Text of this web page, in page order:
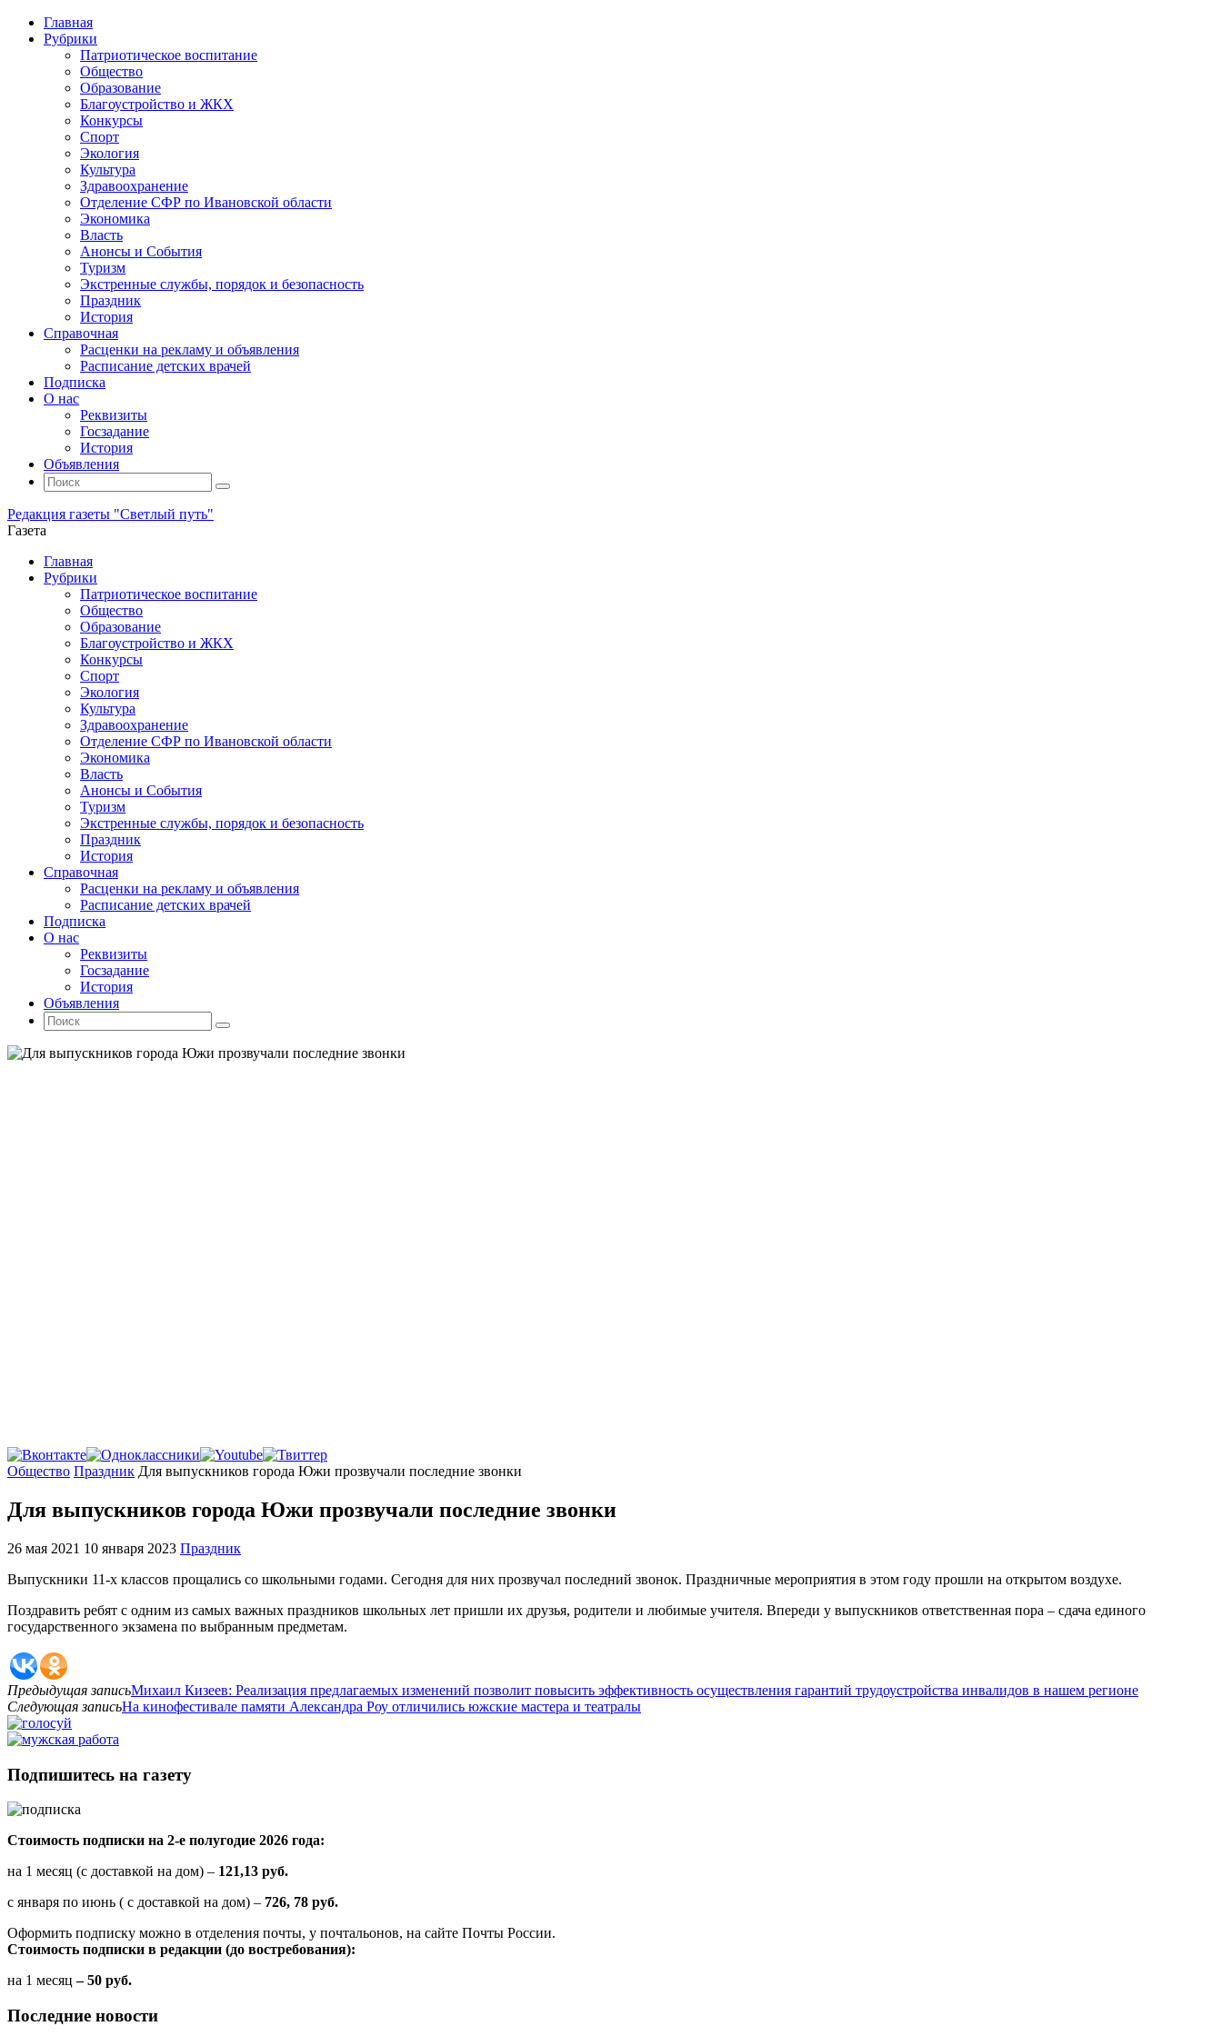
Главная
Рубрики
Патриотическое воспитание
Общество
Образование
Благоустройство и ЖКХ
Конкурсы
Спорт
Экология
Культура
Здравоохранение
Отделение СФР по Ивановской области
Экономика
Власть
Анонсы и События
Туризм
Экстренные службы, порядок и безопасность
Праздник
История
Справочная
Расценки на рекламу и объявления
Расписание детских врачей
Подписка
О нас
Реквизиты
Госзадание
История
Объявления
Поиск
Искать:
Поиск
Редакция газеты "Светлый путь"
Газета
Промотать
содержимому
Главная
Рубрики
Патриотическое воспитание
Общество
Образование
Благоустройство и ЖКХ
Конкурсы
Спорт
Экология
Культура
Здравоохранение
Отделение СФР по Ивановской области
Экономика
Власть
Анонсы и События
Туризм
Экстренные службы, порядок и безопасность
Праздник
История
Справочная
Расценки на рекламу и объявления
Расписание детских врачей
Подписка
О нас
Реквизиты
Госзадание
История
Объявления
Поиск
Искать:
Поиск
Главная
Общество Праздник Для выпускников города Южи прозвучали последние звонки
Для выпускников города Южи прозвучали последние звонки
26 мая 2021 10 января 2023 Праздник
Выпускники 11-х классов прощались со школьными годами. Сегодня для них прозвучал последний звонок. Праздничные мероприятия в этом году прошли на открытом воздухе.
Поздравить ребят с одним из самых важных праздников школьных лет пришли их друзья, родители и любимые учителя. Впереди у выпускников ответственная пора – сдача единого
государственного экзамена по выбранным предметам.
Предыдущая записьМихаил Кизеев: Реализация предлагаемых изменений позволит повысить эффективность осуществления гарантий трудоустройства инвалидов в нашем регионе
Следующая записьНа кинофестивале памяти Александра Роу отличились южские мастера и театралы
Подпишитесь на газету
Стоимость подписки на 2-е полугодие 2026 года:
на 1 месяц (с доставкой на дом) – 121,13 руб.
с января по июнь ( с доставкой на дом) – 726, 78 руб.
Оформить подписку можно в отделения почты, у почтальонов, на сайте Почты России.
Стоимость подписки в редакции (до востребования):
на 1 месяц – 50 руб.
Последние новости